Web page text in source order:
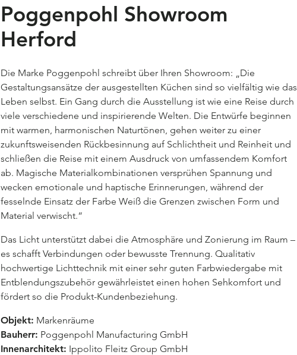
Poggenpohl Showroom
Herford
Die Marke Poggenpohl schreibt über Ihren Showroom: „Die
Gestaltungsansätze der ausgestellten Küchen sind so vielfältig wie das
Leben selbst. Ein Gang durch die Ausstellung ist wie eine Reise durch
viele verschiedene und inspirierende Welten. Die Entwürfe beginnen
mit warmen, harmonischen Naturtönen, gehen weiter zu einer
zukunftsweisenden Rückbesinnung auf Schlichtheit und Reinheit und
schließen die Reise mit einem Ausdruck von umfassendem Komfort
ab. Magische Materialkombinationen versprühen Spannung und
wecken emotionale und haptische Erinnerungen, während der
fesselnde Einsatz der Farbe Weiß die Grenzen zwischen Form und
Material verwischt.“
Das Licht unterstützt dabei die Atmosphäre und Zonierung im Raum –
es schafft Verbindungen oder bewusste Trennung. Qualitativ
hochwertige Lichttechnik mit einer sehr guten Farbwiedergabe mit
Entblendungszubehör gewährleistet einen hohen Sehkomfort und
fördert so die Produkt-Kundenbeziehung.
Objekt: Markenräume
Bauherr: Poggenpohl Manufacturing GmbH
Innenarchitekt: Ippolito Fleitz Group GmbH